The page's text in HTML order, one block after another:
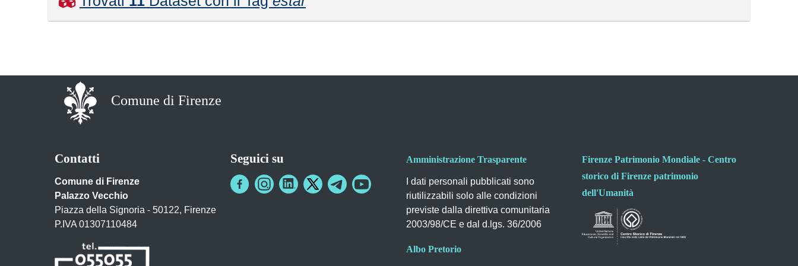
Comune di Firenze
Contatti
Comune di Firenze
Palazzo Vecchio
Piazza della Signoria - 50122, Firenze
P.IVA 01307110484
Seguici su Amministrazione Trasparente
I dati personali pubblicati sono
riutilizzabili solo alle condizioni
previste dalla direttiva comunitaria
2003/98/CE e dal d.lgs. 36/2006
Albo Pretorio
Firenze Patrimonio Mondiale - Centro
storico di Firenze patrimonio
dell'Umanità